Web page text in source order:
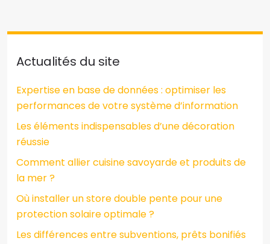
Actualités du site
Expertise en base de données : optimiser les
performances de votre système d’information
Les éléments indispensables d’une décoration
réussie
Comment allier cuisine savoyarde et produits de
la mer ?
Où installer un store double pente pour une
protection solaire optimale ?
Les différences entre subventions, prêts bonifiés